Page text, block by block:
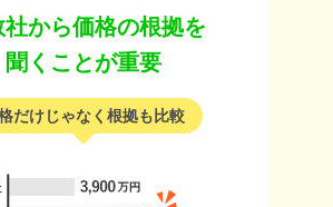
社から価格の根拠を
聞くことが重要
だけじゃなく根拠も比較